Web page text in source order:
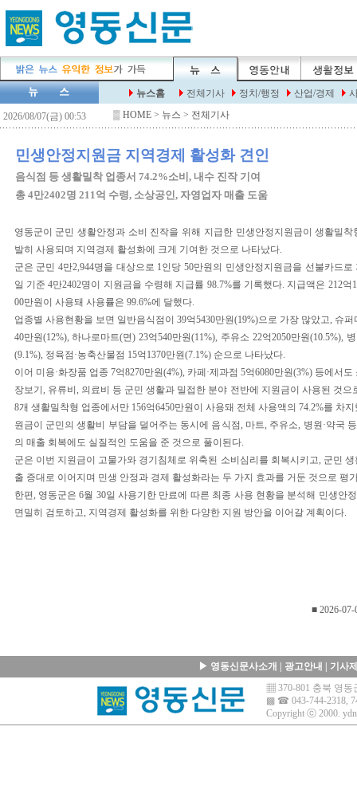
▒ HOME > 뉴스 > 전체기사
민생안정지원금 지역경제 활성화 견인
음식점 등 생활밀착 업종서 74.2%소비, 내수 진작 기여
총 4만2402명 211억 수령, 소상공인, 자영업자 매출 도움
영동군이 군민 생활안정과 소비 진작을 위해 지급한 민생안정지원금이 생활밀
발히 사용되며 지역경제 활성화에 크게 기여한 것으로 나타났다.
군은 군민 4만2,944명을 대상으로 1인당 50만원의 민생안정지원금을 선불카드로
일 기준 4만2402명이 지원금을 수령해 지급률 98.7%를 기록했다. 지급액은 212억
00만원이 사용돼 사용률은 99.6%에 달했다.
업종별 사용현황을 보면 일반음식점이 39억5430만원(19%)으로 가장 많았고, 슈퍼
40만원(12%), 하나로마트(면) 23억540만원(11%), 주유소 22억2050만원(10.5%),
(9.1%), 정육점·농축산물점 15억1370만원(7.1%) 순으로 나타났다.
이어 미용·화장품 업종 7억8270만원(4%), 카페·제과점 5억6080만원(3%) 등에서
장보기, 유류비, 의료비 등 군민 생활과 밀접한 분야 전반에 지원금이 사용된 것으
8개 생활밀착형 업종에서만 156억6450만원이 사용돼 전체 사용액의 74.2%를 차
원금이 군민의 생활비 부담을 덜어주는 동시에 음식점, 마트, 주유소, 병원·약국
의 매출 회복에도 실질적인 도움을 준 것으로 풀이된다.
군은 이번 지원금이 고물가와 경기침체로 위축된 소비심리를 회복시키고, 군민
출 증대로 이어지며 민생 안정과 경제 활성화라는 두 가지 효과를 거둔 것으로 평
한편, 영동군은 6월 30일 사용기한 만료에 따른 최종 사용 현황을 분석해 민생안
면밀히 검토하고, 지역경제 활성화를 위한 다양한 지원 방안을 이어갈 계획이다.
■ 2026-
▶ 영동신문사소개 광고안내
기사
▦ 370-801 충북 영
▩ ☎ 043-744-2318,
Copyright ⓒ 2000.